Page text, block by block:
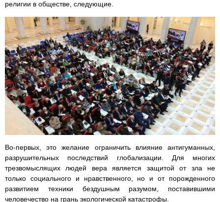
религии в обществе, следующие.
Во-первых, это желание ограничить влияние антигуманных,
разрушительных последствий глобализации. Для многих
трезвомыслящих людей вера является защитой от зла не
только социального и нравственного, но и от порожденного
развитием техники бездушным разумом, поставившими
человечество на грань экологической катастрофы.